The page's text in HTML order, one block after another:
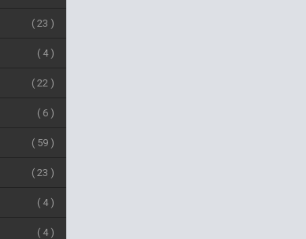
23
4
22
6
59
23
4
4